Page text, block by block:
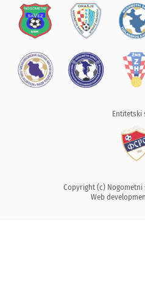
Entitetski
Copyright (c) Nogometni
Web